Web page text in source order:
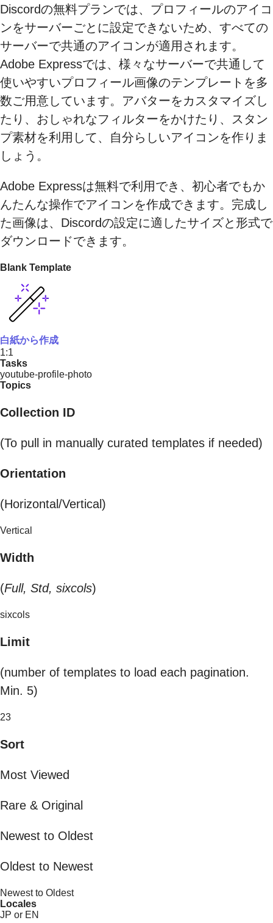
Discordの無料プランでは、プロフィールのアイコ
ンをサーバーごとに設定できないため、すべての
サーバーで共通のアイコンが適用されます。
Adobe Expressでは、様々なサーバーで共通して
使いやすいプロフィール画像のテンプレートを多
数ご用意しています。アバターをカスタマイズし
たり、おしゃれなフィルターをかけたり、スタン
プ素材を利用して、自分らしいアイコンを作りま
しょう。
Adobe Expressは無料で利用でき、初心者でもか
んたんな操作でアイコンを作成できます。完成し
た画像は、Discordの設定に適したサイズと形式で
ダウンロードできます。
Blank Template
白紙から作成
1:1
Tasks
youtube-profile-photo
Topics
Collection ID
(To pull in manually curated templates if needed)
Orientation
(Horizontal/Vertical)
Vertical
Width
(Full, Std, sixcols)
sixcols
Limit
(number of templates to load each pagination.
Min. 5)
23
Sort
Most Viewed
Rare & Original
Newest to Oldest
Oldest to Newest
Newest to Oldest
Locales
JP or EN